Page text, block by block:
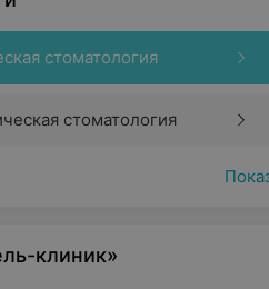
стоматология
стоматология
клиник»